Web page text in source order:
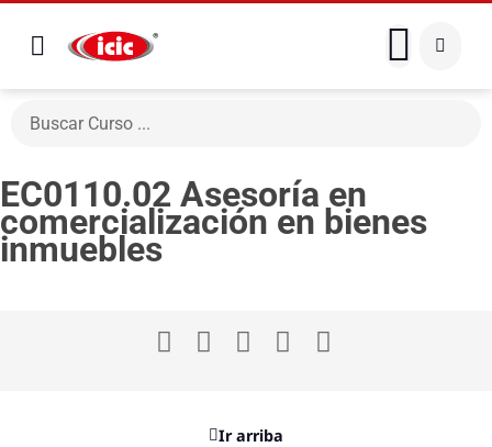
EC0110.02 Asesoría en
comercialización en bienes
inmuebles
Ir arriba